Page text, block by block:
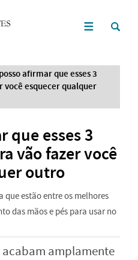
afirmar que esses 3
você esquecer qualquer
que esses 3
vão fazer você
outro
que estão entre os melhores
das mãos e pés para usar no
acabam amplamente